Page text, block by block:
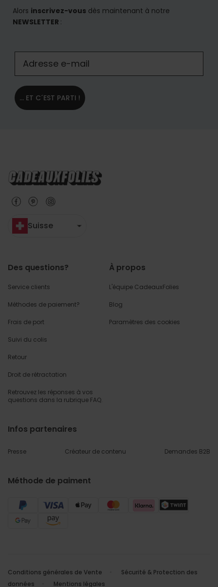
Alors inscrivez-vous dès maintenant à notre
NEWSLETTER :
... ET C´EST PARTI !
Suisse
Des questions?
Service clients
Méthodes de paiement?
Frais de port
Suivi du colis
Retour
Droit de rétractation
Retrouvez les réponses à vos
questions dans la rubrique FAQ.
À propos
L'équipe CadeauxFolies
Blog
Paramètres des cookies
Infos partenaires
Presse Créateur de contenu Demandes B2B
Méthode de paiment
Conditions générales de Vente
Sécurité & Protection des
données
Mentions légales